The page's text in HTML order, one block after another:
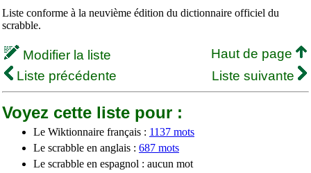
Liste conforme à la neuvième édition du dictionnaire officiel du
scrabble.
Modifier la liste
Haut de page
Liste précédente
Liste suivante
Voyez cette liste pour :
Le Wiktionnaire français : 1137 mots
Le scrabble en anglais : 687 mots
Le scrabble en espagnol : aucun mot